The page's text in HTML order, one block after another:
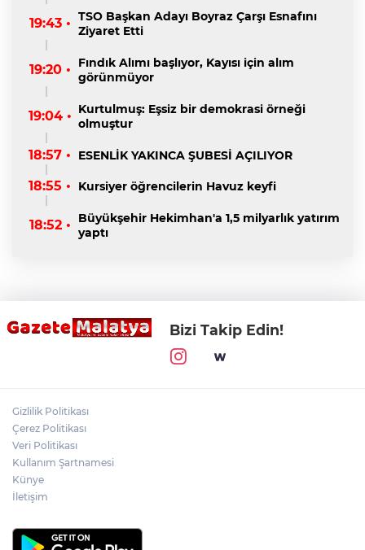
19:43 • TSO Başkan Adayı Boyraz Çarşı Esnafını
Ziyaret Etti
19:20 •
Fındık Alımı başlıyor, Kayısı için alım
görünmüyor
19:04 • Kurtulmuş: Eşsiz bir demokrasi örneği
olmuştur
18:57 • ESENLİK YAKINCA ŞUBESİ AÇILIYOR
18:55 • Kursiyer öğrencilerin Havuz keyfi
18:52 •
Büyükşehir Hekimhan'a 1,5 milyarlık yatırım
yaptı
Bizi Takip Edin!
Gizlilik Politikası
Çerez Politikası
Veri Politikası
Kullanım Şartnamesi
Künye
İletişim